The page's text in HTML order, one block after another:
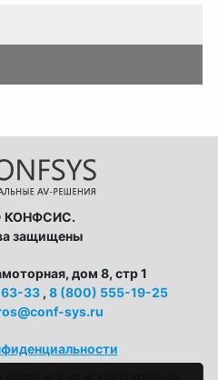
КОНФСИС.
защищены
дом 8, стр 1
33 , 8 (800) 555-19-25
sys.ru